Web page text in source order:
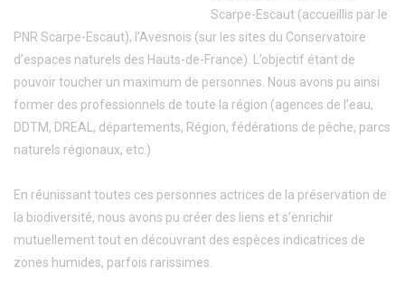
Scarpe-Escaut (accueillis par le
PNR Scarpe-Escaut), l’Avesnois (sur les sites du Conservatoire
d’espaces naturels des Hauts-de-France). L’objectif étant de
pouvoir toucher un maximum de personnes. Nous avons pu ainsi
former des professionnels de toute la région (agences de l’eau,
DDTM, DREAL, départements, Région, fédérations de pêche, parcs
naturels régionaux, etc.)
En réunissant toutes ces personnes actrices de la préservation de
la biodiversité, nous avons pu créer des liens et s’enrichir
mutuellement tout en découvrant des espèces indicatrices de
zones humides, parfois rarissimes.